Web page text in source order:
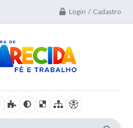
Login / Cadastro